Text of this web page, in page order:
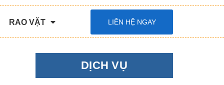
RAO VẶT LIÊN HỆ NGAY
DỊCH VỤ